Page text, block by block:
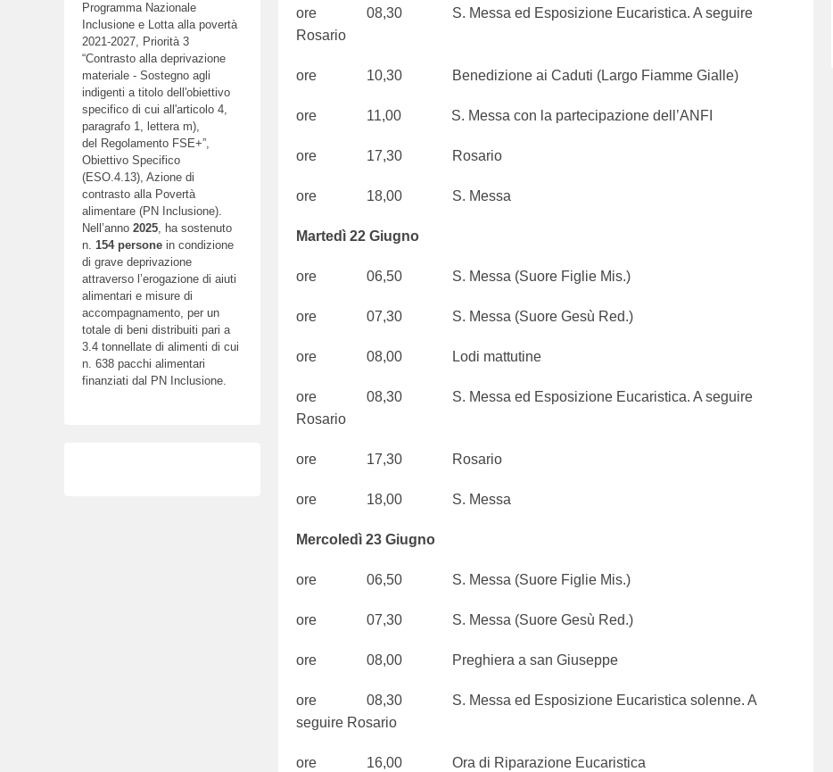
ore 08,30 S. Messa ed Esposizione Eucaristica. A seguire
Rosario
ore 10,30 Benedizione ai Caduti (Largo Fiamme Gialle)
ore 11,00 S. Messa con la partecipazione dell’ANFI
ore 17,30 Rosario
ore 18,00 S. Messa
Martedì 22 Giugno
ore 06,50 S. Messa (Suore Figlie Mis.)
ore 07,30 S. Messa (Suore Gesù Red.)
ore 08,00 Lodi mattutine
ore 08,30 S. Messa ed Esposizione Eucaristica. A seguire
Rosario
ore 17,30 Rosario
ore 18,00 S. Messa
Mercoledì 23 Giugno
ore 06,50 S. Messa (Suore Figlie Mis.)
ore 07,30 S. Messa (Suore Gesù Red.)
ore 08,00 Preghiera a san Giuseppe
ore 08,30 S. Messa ed Esposizione Eucaristica solenne. A
seguire Rosario
ore 16,00 Ora di Riparazione Eucaristica
Programma Nazionale
Inclusione e Lotta alla povertà
2021-2027, Priorità 3
“Contrasto alla deprivazione
materiale - Sostegno agli
indigenti a titolo dell'obiettivo
specifico di cui all'articolo 4,
paragrafo 1, lettera m),
del Regolamento FSE+”,
Obiettivo Specifico
(ESO.4.13), Azione di
contrasto alla Povertà
alimentare (PN Inclusione).
Nell’anno 2025, ha sostenuto
n. 154 persone in condizione
di grave deprivazione
attraverso l’erogazione di aiuti
alimentari e misure di
accompagnamento, per un
totale di beni distribuiti pari a
3.4 tonnellate di alimenti di cui
n. 638 pacchi alimentari
finanziati dal PN Inclusione.